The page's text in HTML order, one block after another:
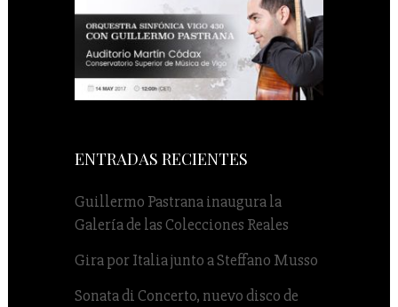
ENTRADAS RECIENTES
Guillermo Pastrana inaugura la
Galería de las Colecciones Reales
Gira por Italia junto a Steffano Musso
Sonata di Concerto, nuevo disco de